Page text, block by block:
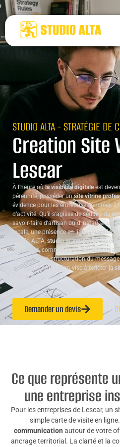
STUDIO ALTA - STRATÉGIE DE
Creation Site
Lescar
À l’heure oùla visibilité digitaleest
pérennité, posséder unsite vitrine
évidence pour les entreprises ancrées à
d’activité. Qu’il s’agisse de séduire de
savoir-faire d’artisan ou d’instaurer un
locale, une présence en ligne adaptée
Studio ALTA, studio graphique
dirigeants, commerçants et
l’accent sur la structuration du
Ici, chaque réalisation vise à refléter la
entrepreneurial local.
Demander un devis
Ce que représente
une entreprise
Pour les entreprises de Lescar, un
simple carte de visite en
communication autour de votre
ancrage territorial. La clarté et la